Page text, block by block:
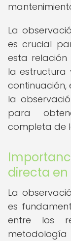
La
es crucial
esta
la estructura
la
para
completa de
directa
La
es
entre los